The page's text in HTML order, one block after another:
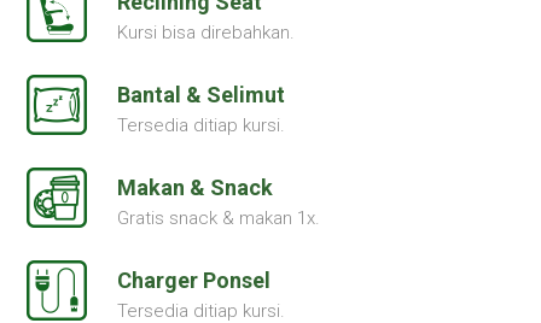
Kursi bisa direbahkan.
Bantal & Selimut
Tersedia ditiap kursi.
Makan & Snack
Gratis snack & makan 1x.
Charger Ponsel
Tersedia ditiap kursi.